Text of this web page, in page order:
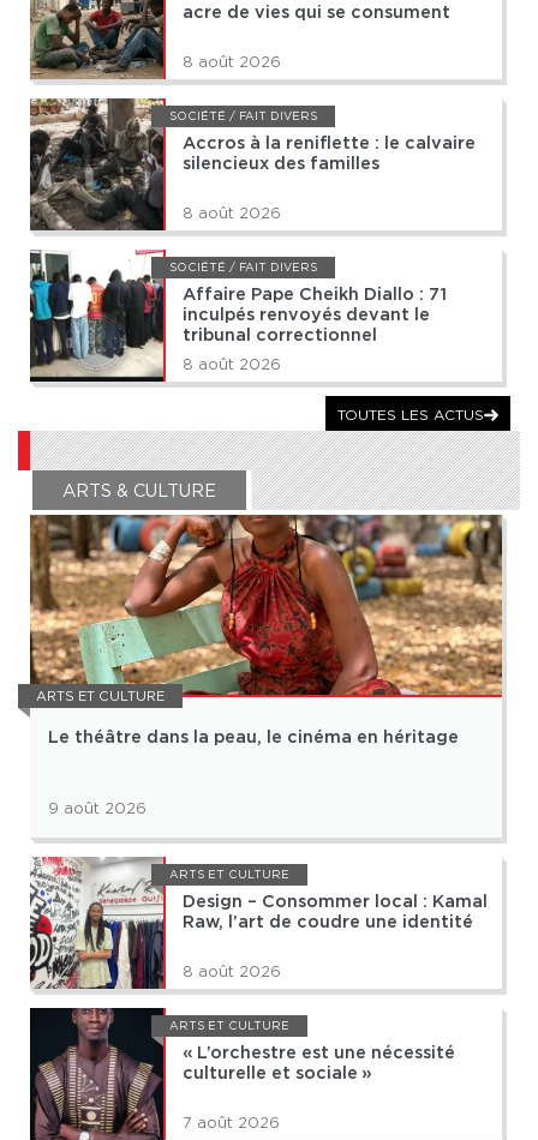
acre de vies qui se consument
8 août 2026
SOCIÉTÉ / FAIT DIVERS
Accros à la reniflette : le calvaire
silencieux des familles
8 août 2026
SOCIÉTÉ / FAIT DIVERS
Affaire Pape Cheikh Diallo : 71
inculpés renvoyés devant le
tribunal correctionnel
8 août 2026
TOUTES LES ACTUS
ARTS & CULTURE
ARTS ET CULTURE
Le théâtre dans la peau, le cinéma en héritage
9 août 2026
ARTS ET CULTURE
Design – Consommer local : Kamal
Raw, l’art de coudre une identité
8 août 2026
ARTS ET CULTURE
« L’orchestre est une nécessité
culturelle et sociale »
7 août 2026